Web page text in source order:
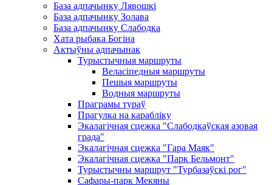
База адпачынку Лявошкі
База адпачынку Золава
База адпачынку Слабодка
Хата рыбака Богіна
Актыўны адпачынак
Турыстычныя маршруты
Веласіпедныя маршруты
Пешыя маршруты
Водныя маршруты
Праграмы тураў
Прагулка на карабліку
Экалагічная сцежка "Слабодкаўская азовая
града"
Экалагічная сцежка "Гара Маяк"
Экалагічная сцежка "Парк Бельмонт"
Турыстычны маршрут "Турбазаўскі рог"
Сафары-парк Мекяны